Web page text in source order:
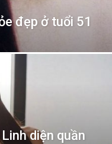
đẹp ở tuổi 51
diện quần